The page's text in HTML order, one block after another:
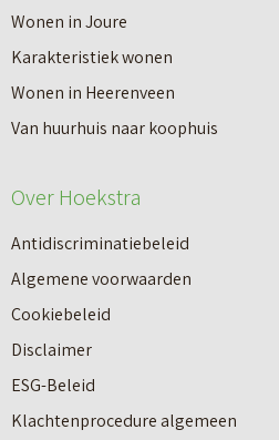
Wonen in Joure
Karakteristiek wonen
Wonen in Heerenveen
Van huurhuis naar koophuis
Over Hoekstra
Antidiscriminatiebeleid
Algemene voorwaarden
Cookiebeleid
Disclaimer
ESG-Beleid
Klachtenprocedure algemeen